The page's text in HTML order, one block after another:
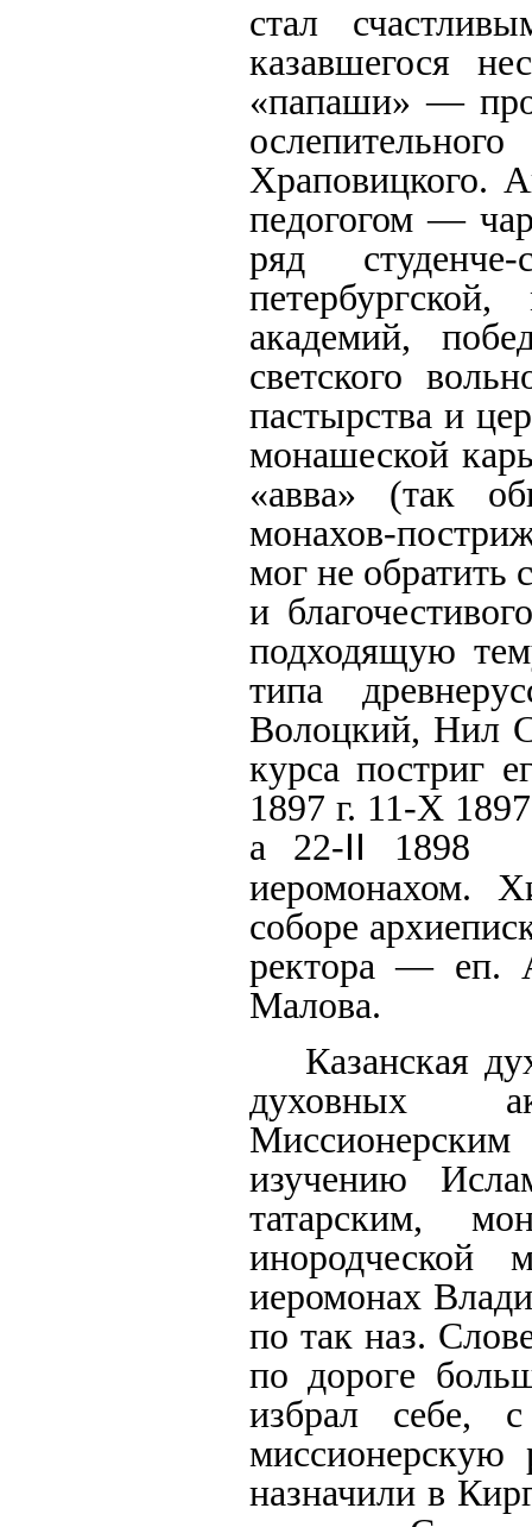
стал
казавшегося
«папаши» —
Храповицкого.
педогогом —
ряд
академий,
светского
пастырства и
монашеской
«авва» (так
монахов-
мог не обратить
и
подходящую
типа
Волоцкий, Нил
курса постриг
1897 г. 11-Х
а 22-II
1898
иеромонахом.
соборе
ректора — еп.
Малова.
Казанская
духовных
изучению
татарским,
иеромонах
по так наз.
по дороге
избрал себе,
миссионерскую
назначили в